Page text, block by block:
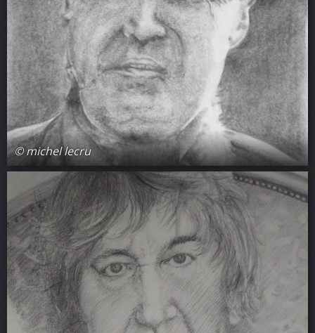
© michel lecru